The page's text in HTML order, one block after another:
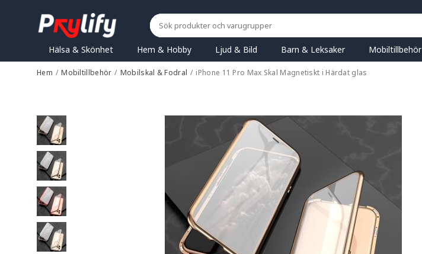
Hälsa & Skönhet Hem & Hobby Ljud & Bild Barn & Leksaker Mobiltillbehör
Hem / Mobiltillbehör / Mobilskal & Fodral / iPhone 11 Pro Max Skal Magnetiskt i Härdat glas